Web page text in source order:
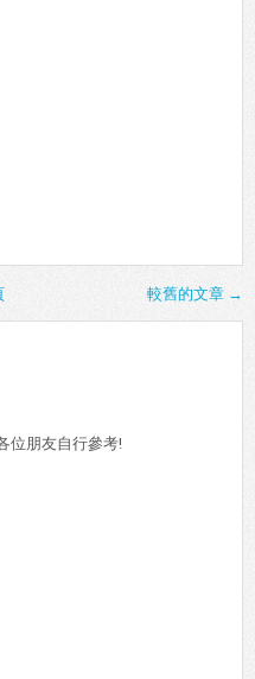
較舊的文章 →
位朋友自行參考!